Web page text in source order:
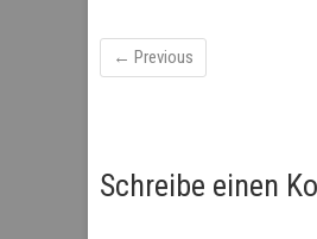
← Previous
Schreibe einen